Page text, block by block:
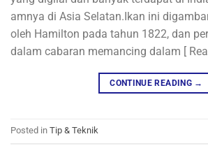
amnya di Asia Selatan.Ikan ini
oleh Hamilton pada tahun 1822, dan
dalam cabaran memancing dalam [
CONTINUE READING →
Posted in Tip & Teknik